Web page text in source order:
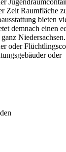
Zeit Raumfläche
bieten
demnach einen
oder
oder